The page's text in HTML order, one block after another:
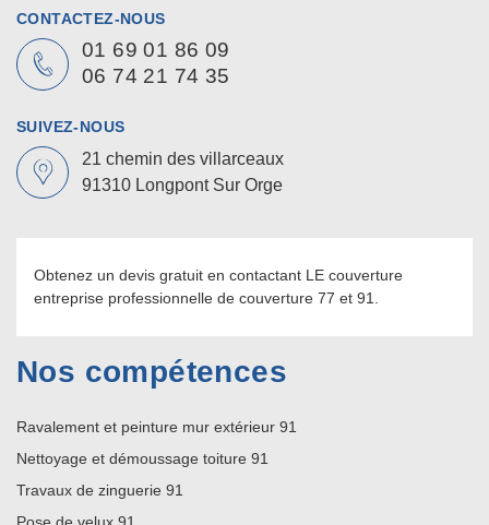
CONTACTEZ-NOUS
01 69 01 86 09
06 74 21 74 35
SUIVEZ-NOUS
21 chemin des villarceaux
91310 Longpont Sur Orge
Obtenez un devis gratuit en contactant LE couverture
entreprise professionnelle de couverture 77 et 91.
Nos compétences
Ravalement et peinture mur extérieur 91
Nettoyage et démoussage toiture 91
Travaux de zinguerie 91
Pose de velux 91